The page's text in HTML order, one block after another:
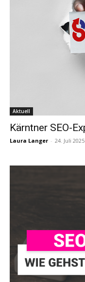
Aktuell
Kärntner SEO-
Laura Langer - 24. Juli 2025